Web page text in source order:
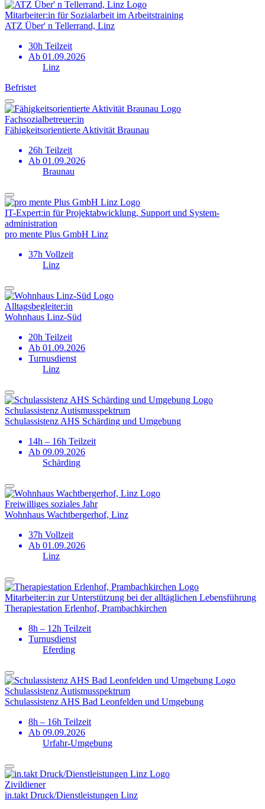
Mitarbeiter:in für Sozialarbeit im Arbeitstraining
ATZ Über' n Tellerrand, Linz
30h Teilzeit
Ab 01.09.2026
Linz
Befristet
Fachsozial­betreuer:in
Fähigkeitsorientierte Aktivität Braunau
26h Teilzeit
Ab 01.09.2026
Braunau
IT-Expert:in für Projektabwicklung, Support und System­
administration
pro mente Plus GmbH Linz
37h Vollzeit
Linz
Alltagsbegleiter:in
Wohnhaus Linz-Süd
20h Teilzeit
Ab 01.09.2026
Turnusdienst
Linz
Schulassistenz Autismus­spektrum
Schulassistenz AHS Schärding und Umgebung
14h – 16h Teilzeit
Ab 09.09.2026
Schärding
Freiwilliges soziales Jahr
Wohnhaus Wachtbergerhof, Linz
37h Vollzeit
Ab 01.09.2026
Linz
Mitarbeiter:in zur Unterstützung bei der alltäglichen Lebensführung
Therapiestation Erlenhof, Prambachkirchen
8h – 12h Teilzeit
Turnusdienst
Eferding
Schulassistenz Autismus­spektrum
Schulassistenz AHS Bad Leonfelden und Umgebung
8h – 16h Teilzeit
Ab 09.09.2026
Urfahr-Umgebung
Zivildiener
in.takt Druck/Dienstleistungen Linz